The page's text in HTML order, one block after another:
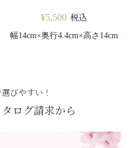
¥5,500 税込
幅14cm×奥行4.4cm×高さ14cm
びやすい！
ログ請求から